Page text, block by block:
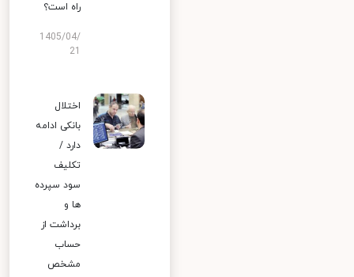
راه است؟
1405/04/
اختلال
بانکی ادامه
دارد /
تکلیف
سود سپرده
ها و
برداشت از
حساب
مشخص